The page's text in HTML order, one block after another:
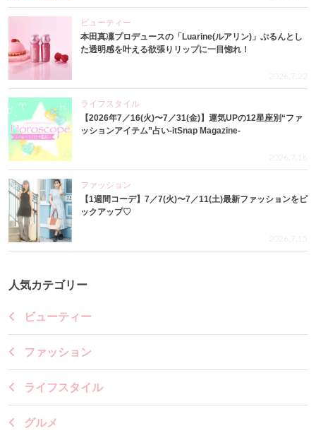
ビューティー
本田真凜プロデュースの「Luarine(ルアリン)」ぷるんとし
た透明感を叶える欲張りリップに一目惚れ！
2026.7.22
ライフスタイル
【2026年7／16(火)〜7／31(金)】運気UPの12星座別“ファ
ッションアイテム”占い-itSnap Magazine-
2026.7.16
ファッション
【1週間コーデ】7／7(火)〜7／11(土)最新ファッションをピ
ックアップ♡
2026.7.15
人気カテゴリー
ビューティー
ファッション
ライフスタイル
グルメ